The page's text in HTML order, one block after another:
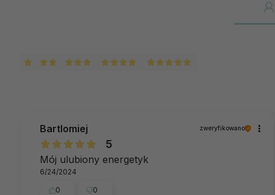
Bartlomiej zweryfikowano
5
Mój ulubiony energetyk
6/24/2024
0 0